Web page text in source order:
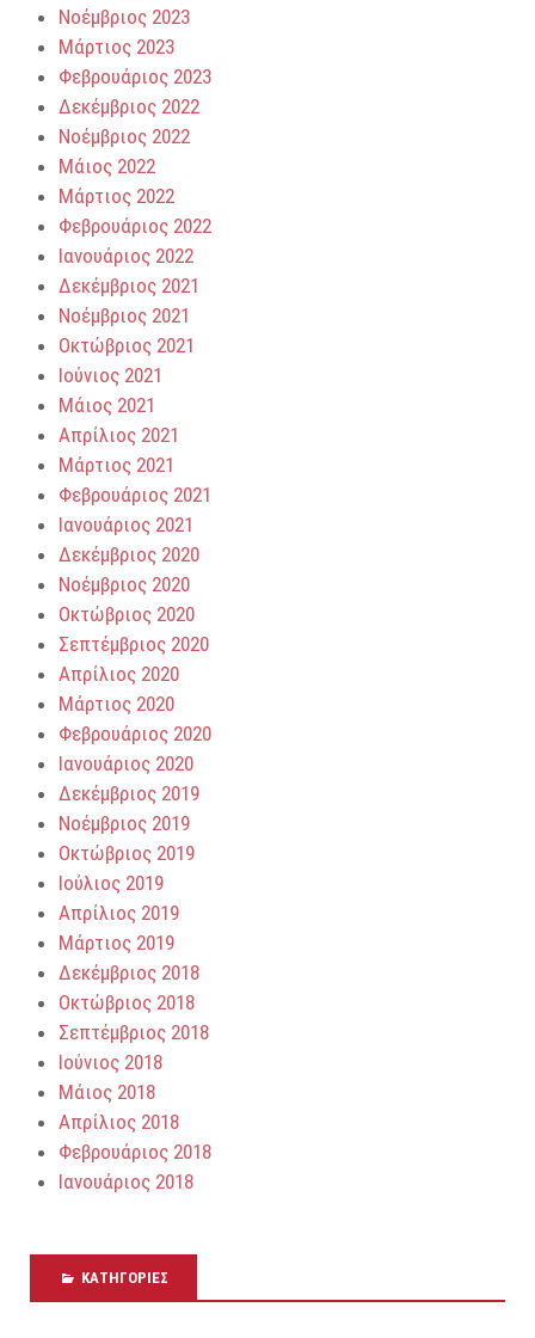
Νοέμβριος 2023
Μάρτιος 2023
Φεβρουάριος 2023
Δεκέμβριος 2022
Νοέμβριος 2022
Μάιος 2022
Μάρτιος 2022
Φεβρουάριος 2022
Ιανουάριος 2022
Δεκέμβριος 2021
Νοέμβριος 2021
Οκτώβριος 2021
Ιούνιος 2021
Μάιος 2021
Απρίλιος 2021
Μάρτιος 2021
Φεβρουάριος 2021
Ιανουάριος 2021
Δεκέμβριος 2020
Νοέμβριος 2020
Οκτώβριος 2020
Σεπτέμβριος 2020
Απρίλιος 2020
Μάρτιος 2020
Φεβρουάριος 2020
Ιανουάριος 2020
Δεκέμβριος 2019
Νοέμβριος 2019
Οκτώβριος 2019
Ιούλιος 2019
Απρίλιος 2019
Μάρτιος 2019
Δεκέμβριος 2018
Οκτώβριος 2018
Σεπτέμβριος 2018
Ιούνιος 2018
Μάιος 2018
Απρίλιος 2018
Φεβρουάριος 2018
Ιανουάριος 2018
KΑΤΗΓΟΡΊΕΣ